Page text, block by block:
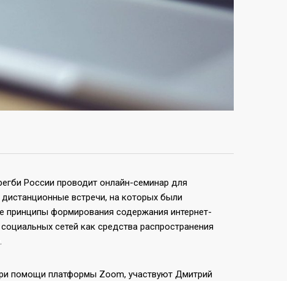
России проводит онлайн-семинар для
встречи, на которых были
принципы формирования содержания интернет-
сетей как средства распространения
помощи платформы Zoom, участвуют Дмитрий